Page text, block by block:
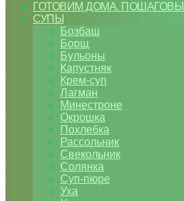
ГОТОВИМ ДОМА.
СУПЫ
Бозбаш
Борщ
Бульоны
Капустняк
Крем-суп
Лагман
Минестроне
Окрошка
Похлебка
Рассольник
Свекольник
Солянка
Суп-пюре
Уха